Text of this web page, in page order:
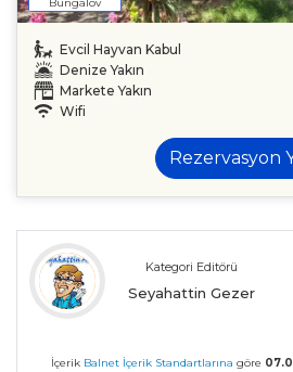
Evcil Hayvan Kabul
Denize Yakın
Markete Yakın
Wifi
Rezervasyon
Kategori Editörü
Seyahattin Gezer
İçerik Balnet İçerik Standartlarına göre